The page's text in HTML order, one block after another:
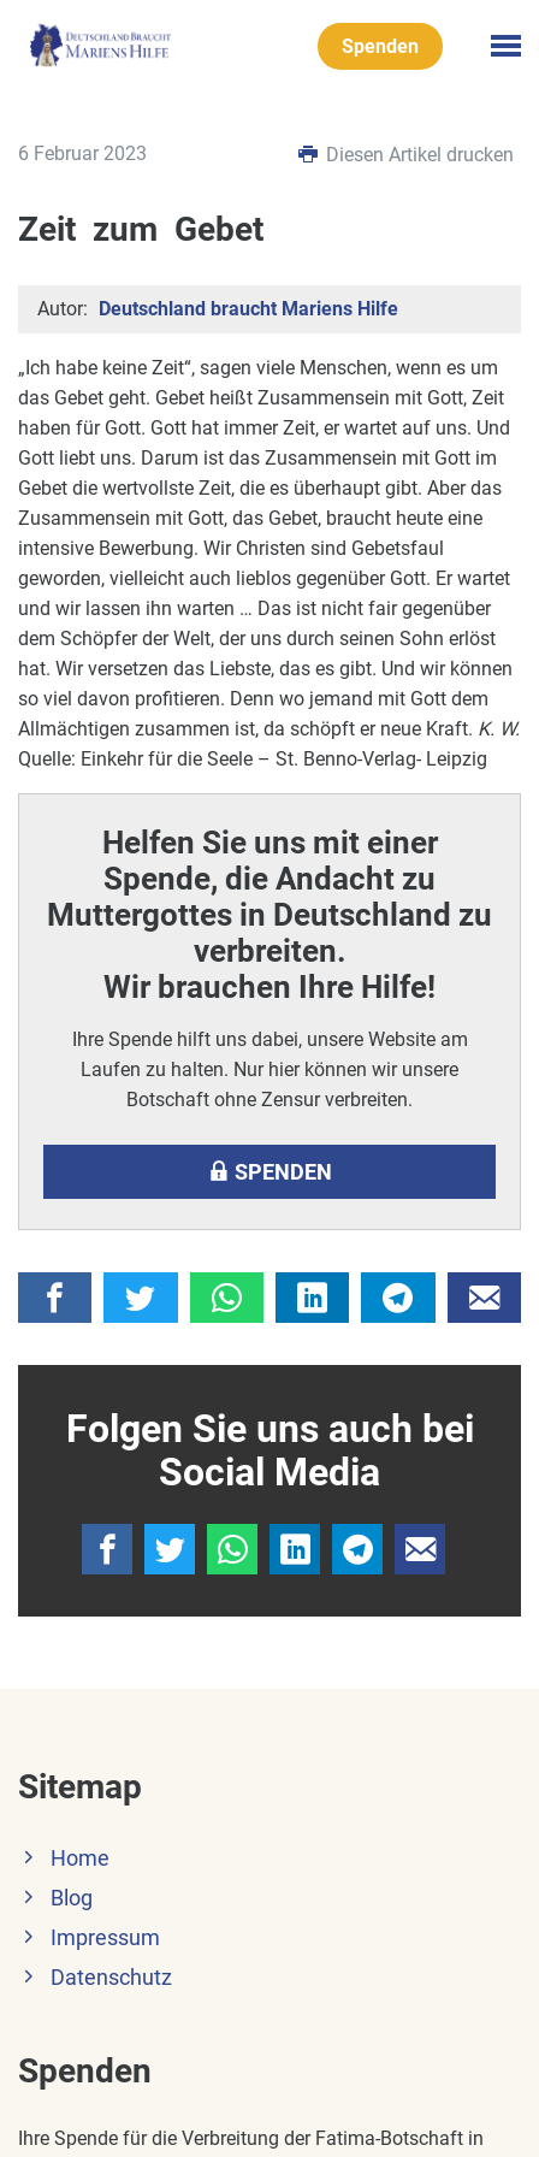
Spenden
6 Februar 2023 Diesen Artikel drucken
Zeit zum Gebet
Autor: Deutschland braucht Mariens Hilfe
„Ich habe keine Zeit“, sagen viele Menschen, wenn es um
das Gebet geht. Gebet heißt Zusammensein mit Gott, Zeit
haben für Gott. Gott hat immer Zeit, er wartet auf uns. Und
Gott liebt uns. Darum ist das Zusammensein mit Gott im
Gebet die wertvollste Zeit, die es überhaupt gibt. Aber das
Zusammensein mit Gott, das Gebet, braucht heute eine
intensive Bewerbung. Wir Christen sind Gebetsfaul
geworden, vielleicht auch lieblos gegenüber Gott. Er wartet
und wir lassen ihn warten … Das ist nicht fair gegenüber
dem Schöpfer der Welt, der uns durch seinen Sohn erlöst
hat. Wir versetzen das Liebste, das es gibt. Und wir können
so viel davon profitieren. Denn wo jemand mit Gott dem
Allmächtigen zusammen ist, da schöpft er neue Kraft. K. W.
Quelle: Einkehr für die Seele – St. Benno-Verlag- Leipzig
Helfen Sie uns mit einer
Spende, die Andacht zu
Muttergottes in Deutschland zu
verbreiten.
Wir brauchen Ihre Hilfe!
Ihre Spende hilft uns dabei, unsere Website am
Laufen zu halten. Nur hier können wir unsere
Botschaft ohne Zensur verbreiten.
SPENDEN
Folgen Sie uns auch bei
Social Media
Sitemap
Home
Blog
Impressum
Datenschutz
Spenden
Ihre Spende für die Verbreitung der Fatima-Botschaft in